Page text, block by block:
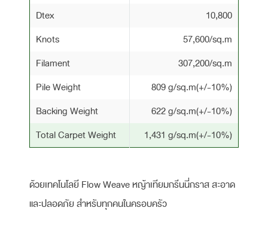
Dtex
10,800
Knots
57,600/sq.m
Filament
307,200/sq.m
Pile Weight
809 g/sq.m(+/-10%)
Backing Weight
622 g/sq.m(+/-10%)
Total Carpet Weight
1,431 g/sq.m(+/-10%)
ด้วยเทคโนโลยี Flow Weave หญ้าเทียมกรีนนี่กราส สะอาด
และปลอดภัย สำหรับทุกคนในครอบครัว